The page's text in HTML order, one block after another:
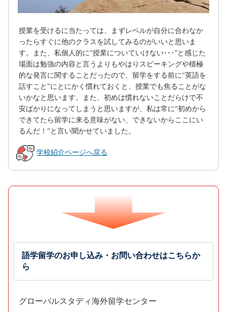
授業を受けるに当たっては、まずレベルが自分に合わなか
ったらすぐに他のクラスを試してみるのがいいと思いま
す。また、私個人的に“授業についていけない･･･”と感じた
場面は勉強の内容と言うよりもやはりスピーキングや積極
的な発言に関することだったので、留学をする前に“英語を
話すこと”にとにかく慣れておくと、授業でも焦ることがな
いかなと思います。また、初めは慣れないことだらけで不
安ばかりになってしまうと思いますが、私は常に“初めから
できてたら留学に来る意味がない、できないからここにい
るんだ！”と言い聞かせていました。
学校紹介ページへ戻る
語学留学のお申し込み・お問い合わせはこちらか
ら
グローバルスタディ海外留学センター